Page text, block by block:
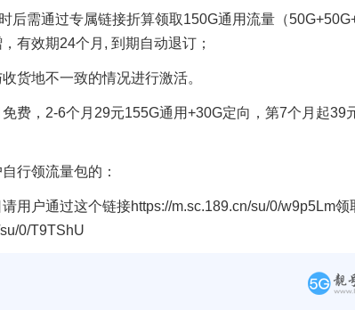
后需通过专属链接折算领取150G通用流量（
有效期24个月, 到期自动退订；
货地不一致的情况进行激活。
费，2-6个月29元155G通用+30G定向，第7个月起39
行领流量包的：
用户通过这个链接https://m.sc.189.cn/su/0/w9p5Lm领
0/T9TShU